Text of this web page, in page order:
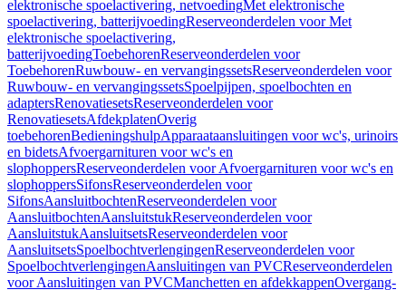
elektronische spoelactivering, netvoedingMet elektronische
spoelactivering, batterijvoedingReserveonderdelen voor Met
elektronische spoelactivering,
batterijvoedingToebehorenReserveonderdelen voor
ToebehorenRuwbouw- en vervangingssetsReserveonderdelen voor
Ruwbouw- en vervangingssetsSpoelpijpen, spoelbochten en
adaptersRenovatiesetsReserveonderdelen voor
RenovatiesetsAfdekplatenOverig
toebehorenBedieningshulpApparaataansluitingen voor wc's, urinoirs
en bidetsAfvoergarnituren voor wc's en
slophoppersReserveonderdelen voor Afvoergarnituren voor wc's en
slophoppersSifonsReserveonderdelen voor
SifonsAansluitbochtenReserveonderdelen voor
AansluitbochtenAansluitstukReserveonderdelen voor
AansluitstukAansluitsetsReserveonderdelen voor
AansluitsetsSpoelbochtverlengingenReserveonderdelen voor
SpoelbochtverlengingenAansluitingen van PVCReserveonderdelen
voor Aansluitingen van PVCManchetten en afdekkappenOvergang-